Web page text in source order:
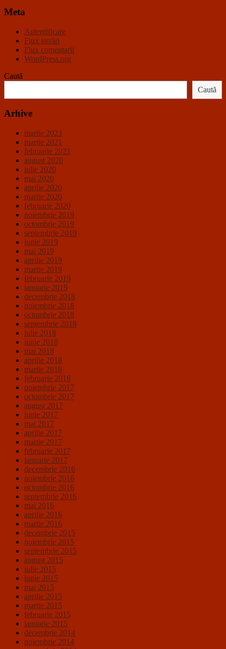
Meta
Autentificare
Flux intrări
Flux comentarii
WordPress.org
Caută
Caută
Arhive
martie 2023
martie 2021
februarie 2021
august 2020
iulie 2020
mai 2020
aprilie 2020
martie 2020
februarie 2020
noiembrie 2019
octombrie 2019
septembrie 2019
iunie 2019
mai 2019
aprilie 2019
martie 2019
februarie 2019
ianuarie 2019
decembrie 2018
noiembrie 2018
octombrie 2018
septembrie 2018
iulie 2018
iunie 2018
mai 2018
aprilie 2018
martie 2018
februarie 2018
noiembrie 2017
octombrie 2017
august 2017
iunie 2017
mai 2017
aprilie 2017
martie 2017
februarie 2017
ianuarie 2017
decembrie 2016
noiembrie 2016
octombrie 2016
septembrie 2016
mai 2016
aprilie 2016
martie 2016
decembrie 2015
noiembrie 2015
septembrie 2015
august 2015
iulie 2015
iunie 2015
mai 2015
aprilie 2015
martie 2015
februarie 2015
ianuarie 2015
decembrie 2014
noiembrie 2014